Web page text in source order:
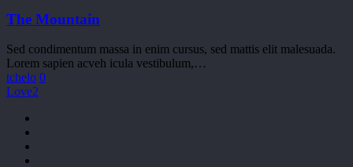
The Mountain
Sed condimentum massa in enim cursus, sed mattis elit malesuada.
Lorem sapien acveh icula vestibulum,…
tchelo 0
Love2